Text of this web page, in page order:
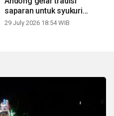
saparan untuk syukuri
panen
29 July 2026 18:54 WIB